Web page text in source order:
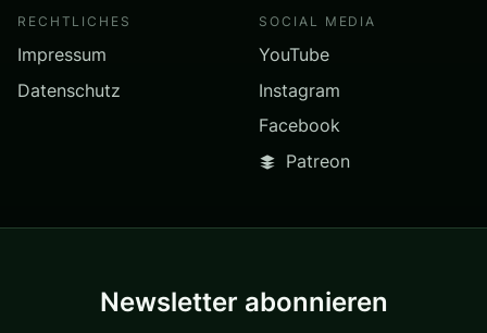
RECHTLICHES
Impressum
Datenschutz
SOCIAL MEDIA
YouTube
Instagram
Facebook
Patreon
Newsletter abonnieren